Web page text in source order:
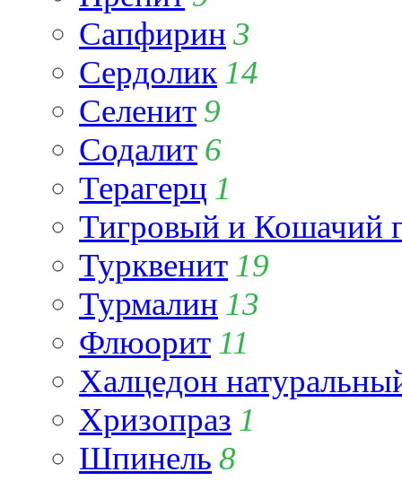
Сапфирин 3
Сердолик 14
Селенит 9
Содалит 6
Терагерц 1
Тигровый и Кошачий
Турквенит 19
Турмалин 13
Флюорит 11
Халцедон
Хризопраз 1
Шпинель 8